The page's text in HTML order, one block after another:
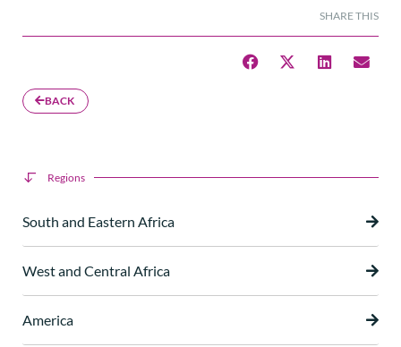
SHARE THIS
BACK
Regions
South and Eastern Africa
West and Central Africa
America